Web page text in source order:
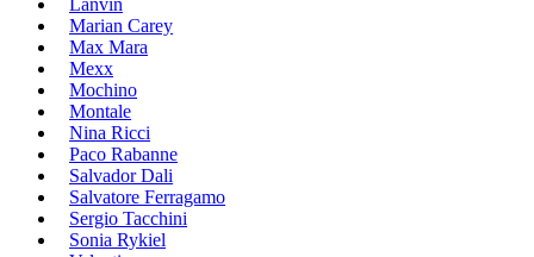
Marian Carey
Max Mara
Mexx
Mochino
Montale
Nina Ricci
Paco Rabanne
Salvador Dali
Salvatore Ferragamo
Sergio Tacchini
Sonia Rykiel